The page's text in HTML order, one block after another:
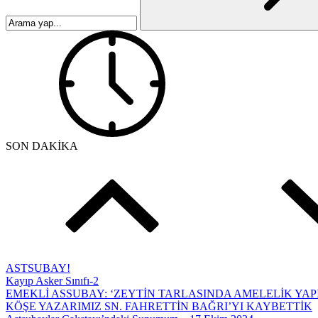
SON DAKİKA
ASTSUBAY!
Kayıp Asker Sınıfı-2
EMEKLİ ASSUBAY: ‘ZEYTİN TARLASINDA AMELELİK
KÖŞE YAZARIMIZ SN. FAHRETTİN BAĞRI’YI KAYBETTİK